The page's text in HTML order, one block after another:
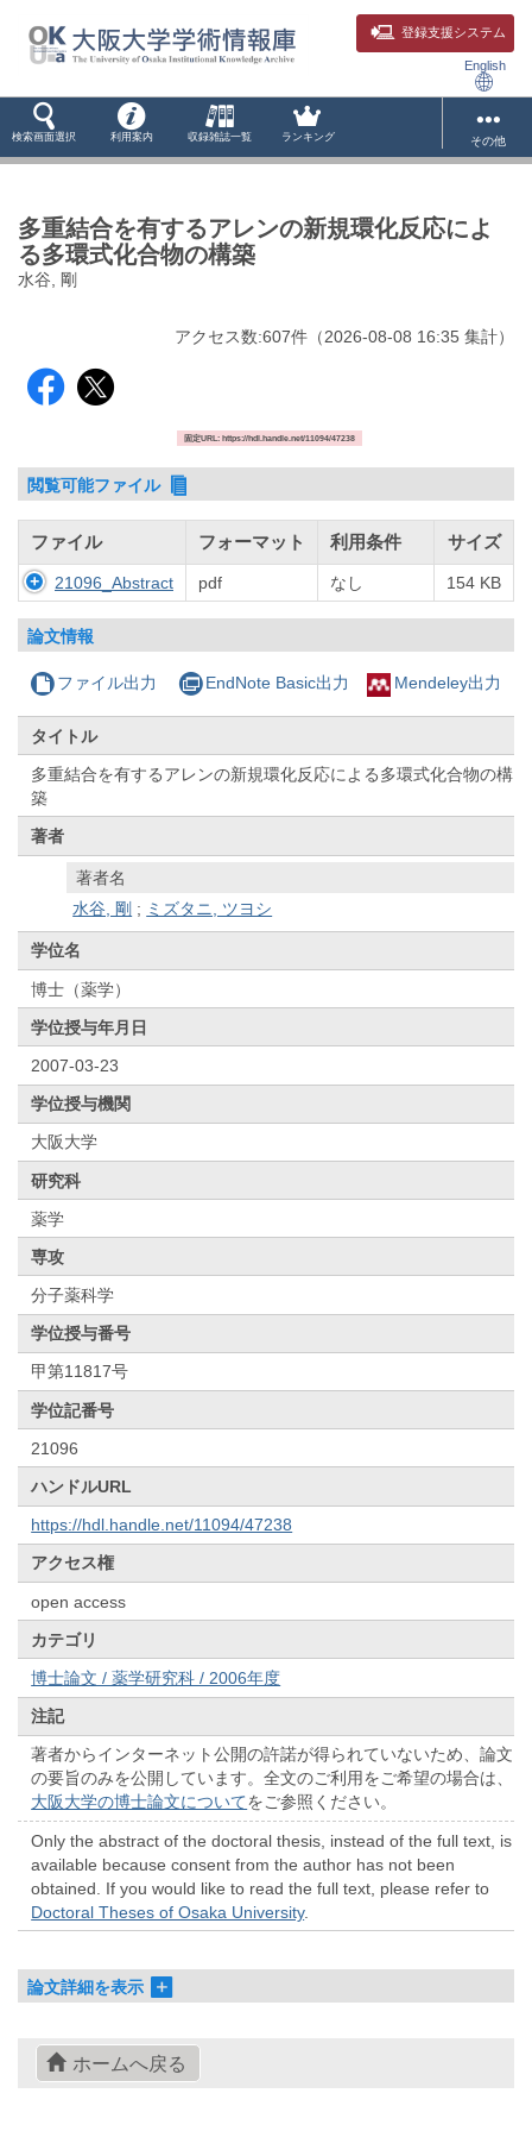
登録支援システム
English
検索画面選択 利用案内 収録雑誌一覧 ランキング その他
多重結合を有するアレンの新規環化反応によ
る多環式化合物の構築
水谷, 剛
アクセス数:607件 （2026-08-08 16:35 集計）
固定URL: https://hdl.handle.net/11094/47238
閲覧可能ファイル
ファイル フォーマット 利用条件 サイズ
21096_Abstract pdf なし 154 KB
論文情報
ファイル出力 EndNote Basic出力 Mendeley出力
タイトル
多重結合を有するアレンの新規環化反応による多環式化合物の構
築
著者
著者名
水谷, 剛 ; ミズタニ, ツヨシ
学位名
博士（薬学）
学位授与年月日
2007-03-23
学位授与機関
大阪大学
研究科
薬学
専攻
分子薬科学
学位授与番号
甲第11817号
学位記番号
21096
ハンドルURL
https://hdl.handle.net/11094/47238
アクセス権
open access
カテゴリ
博士論文 / 薬学研究科 / 2006年度
注記
著者からインターネット公開の許諾が得られていないため、論文
の要旨のみを公開しています。全文のご利用をご希望の場合は、
大阪大学の博士論文についてをご参照ください。
Only the abstract of the doctoral thesis, instead of the full text, is
available because consent from the author has not been
obtained. If you would like to read the full text, please refer to
Doctoral Theses of Osaka University.
論文詳細を表示
ホームへ戻る